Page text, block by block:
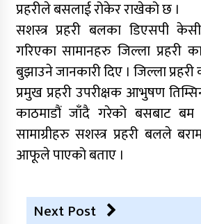
प्रहरीले बसलाई रोकेर राखेको छ ।
सशस्त्र प्रहरी बलका डिएसपी
गरिएका सामानहरु जिल्ला प्रहरी
बुझाउने जानकारी दिए । जिल्ला
प्रमुख प्रहरी उपरीक्षक आभुषण
काठमाडौं जाँदै गरेको बसबाट बम
सामाग्रीहरु सशस्त्र प्रहरी बलले
आफूले पाएको बताए ।
Next Post